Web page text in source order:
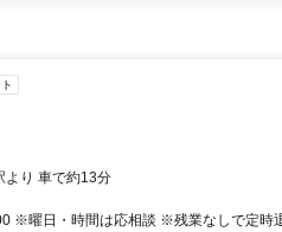
より 車で約13分
※曜日・時間は応相談 ※残業なしで定時